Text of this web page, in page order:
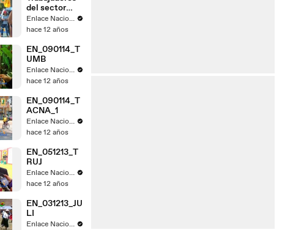
del sector
judicial de
Tacna acatan
Enlace Nacional
hace 12 años
EN_090114_T
UMB
Enlace Nacional
hace 12 años
EN_090114_T
ACNA_1
Enlace Nacional
hace 12 años
EN_051213_T
RUJ
Enlace Nacional
hace 12 años
EN_031213_JU
LI
Enlace Nacional